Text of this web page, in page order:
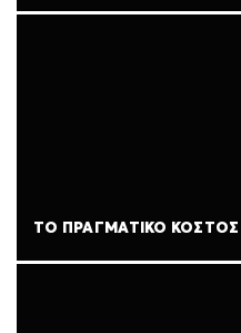
ΤΟ ΠΡΑΓΜΑΤΙΚΌ ΚΌΣΤΟΣ